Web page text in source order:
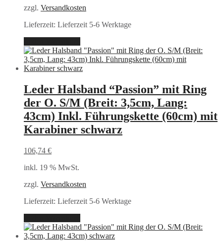
zzgl. Versandkosten
Lieferzeit: Lieferzeit 5-6 Werktage
Leder Halsband “Passion” mit Ring
der O. S/M (Breit: 3,5cm, Lang:
43cm) Inkl. Führungskette (60cm) mit
Karabiner schwarz
106,74 €
inkl. 19 % MwSt.
zzgl. Versandkosten
Lieferzeit: Lieferzeit 5-6 Werktage